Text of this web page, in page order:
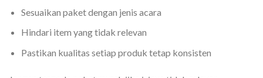
Sesuaikan paket dengan jenis acara
Hindari item yang tidak relevan
Pastikan kualitas setiap produk tetap konsisten